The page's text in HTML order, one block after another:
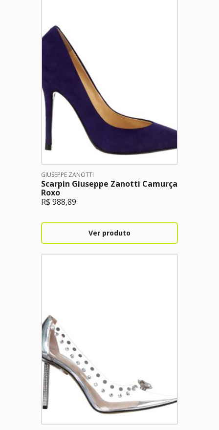
GIUSEPPE ZANOTTI
Scarpin Giuseppe Zanotti Camurça
Roxo
R$ 988,89
Ver produto